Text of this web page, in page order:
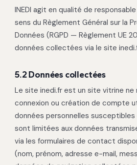
INEDI agit en qualité de
sens du Règlement Général sur la
Données (RGPD — Règlement UE
données collectées via le site
5.2 Données collectées
Le site inedi.fr est un site vitrine
connexion ou création de compte
données personnelles
sont limitées aux données
via les formulaires de contact
(nom, prénom, adresse e-mail,